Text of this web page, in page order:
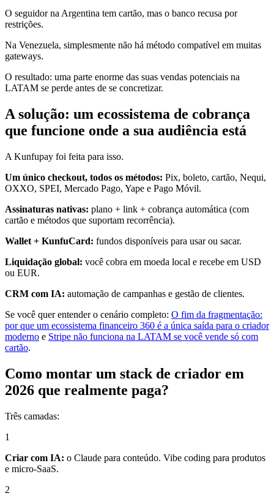
O seguidor na Argentina tem cartão, mas o banco recusa por
restrições.
Na Venezuela, simplesmente não há método compatível em muitas
gateways.
O resultado: uma parte enorme das suas vendas potenciais na
LATAM se perde antes de se concretizar.
A solução: um ecossistema de cobrança
que funcione onde a sua audiência está
A Kunfupay foi feita para isso.
Um único checkout, todos os métodos: Pix, boleto, cartão, Nequi,
OXXO, SPEI, Mercado Pago, Yape e Pago Móvil.
Assinaturas nativas: plano + link + cobrança automática (com
cartão e métodos que suportam recorrência).
Wallet + KunfuCard: fundos disponíveis para usar ou sacar.
Liquidação global: você cobra em moeda local e recebe em USD
ou EUR.
CRM com IA: automação de campanhas e gestão de clientes.
Se você quer entender o cenário completo: O fim da fragmentação:
por que um ecossistema financeiro 360 é a única saída para o criador
moderno e Stripe não funciona na LATAM se você vende só com
cartão.
Como montar um stack de criador em
2026 que realmente paga?
Três camadas:
1
Criar com IA: o Claude para conteúdo. Vibe coding para produtos
e micro-SaaS.
2